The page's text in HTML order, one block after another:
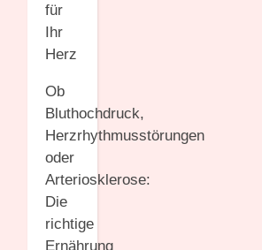
für
Ihr
Herz
Ob
Bluthochdruck,
Herzrhythmusstörungen
oder
Arteriosklerose:
Die
richtige
Ernährung